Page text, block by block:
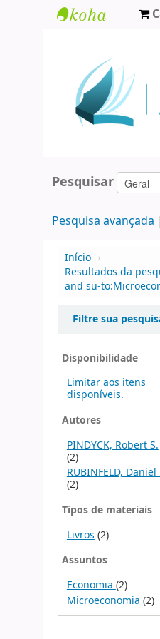
Agamenon
Magalhães
Pesquisar
Pesquisa avançada
Início ›
Resultados da
and su-
Filtre sua
Disponibilidade
Limitar aos itens
disponíveis.
Autores
PINDYCK, Robert S.
(2)
RUBINFELD, Daniel
(2)
Tipos de materiais
Livros (2)
Assuntos
Economia (2)
Microeconomia (2)